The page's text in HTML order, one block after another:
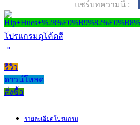
แชร์บทความนี้ :
โปรแกรมดูโค้ดสี
»
รีวิว
ดาวน์โหลด
สั่งซื้อ
รายละเอียดโปรแกรม